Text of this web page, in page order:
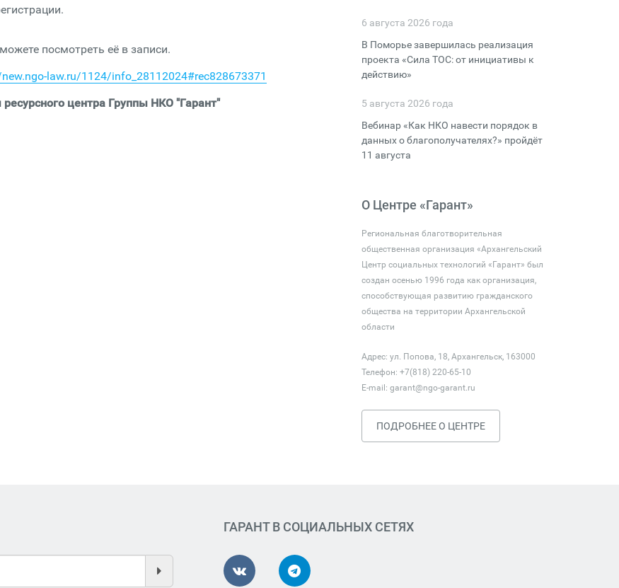
посмотреть её в записи.
law.ru/1124/info_28112024#rec828673371
центра Группы НКО "Гарант"
6 августа 2026 года
В Поморье завершилась реализация
проекта «Сила ТОС: от инициативы к
действию»
5 августа 2026 года
Вебинар «Как НКО навести порядок в
данных о благополучателях?» пройдёт
11 августа
О Центре «Гарант»
Региональная благотворительная
общественная организация «Архангельский
Центр социальных технологий «Гарант» был
создан осенью 1996 года как организация,
способствующая развитию гражданского
общества на территории Архангельской
области
Адрес: ул. Попова, 18, Архангельск, 163000
Телефон: +7(818) 220-65-10
E-mail: garant@ngo-garant.ru
ПОДРОБНЕЕ О ЦЕНТРЕ
ГАРАНТ В СОЦИАЛЬНЫХ СЕТЯХ